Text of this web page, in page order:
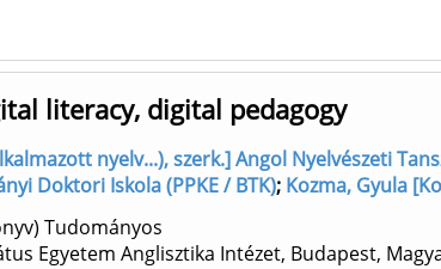
literacy, digital pedagogy
nyelv...), szerk.] Angol Nyelvészeti
Doktori Iskola (PPKE / BTK); Kozma, Gyula
Tudományos
Egyetem Anglisztika Intézet, Budapest,